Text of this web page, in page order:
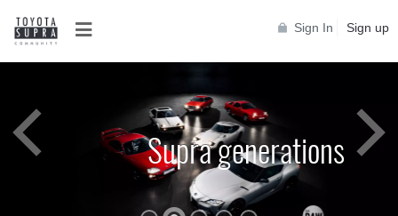
Sign In Sign up
Supra generations